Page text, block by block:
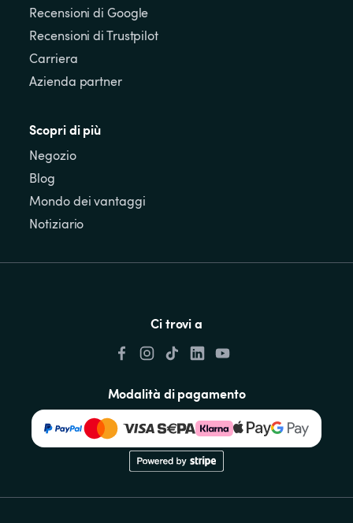
Recensioni di Google
Recensioni di Trustpilot
Carriera
Azienda partner
Scopri di più
Negozio
Blog
Mondo dei vantaggi
Notiziario
Ci trovi a
Modalità di pagamento